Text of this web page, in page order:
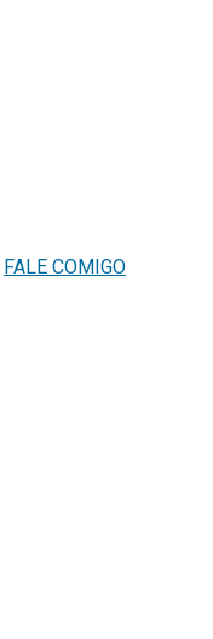
FALE COMIGO